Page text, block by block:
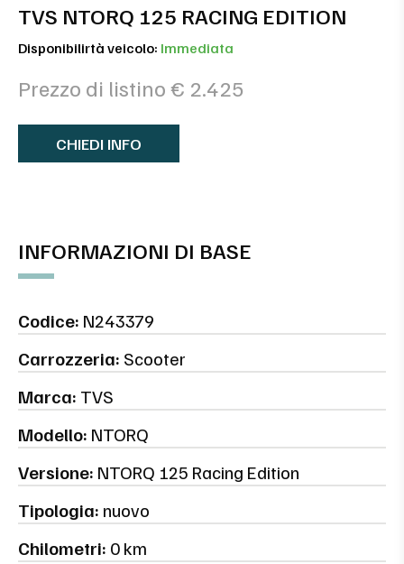
TVS NTORQ 125 RACING EDITION
Disponibilirtà veicolo: Immediata
Prezzo di listino € 2.425
CHIEDI INFO
INFORMAZIONI DI BASE
Codice: N243379
Carrozzeria: Scooter
Marca: TVS
Modello: NTORQ
Versione: NTORQ 125 Racing Edition
Tipologia: nuovo
Chilometri: 0 km